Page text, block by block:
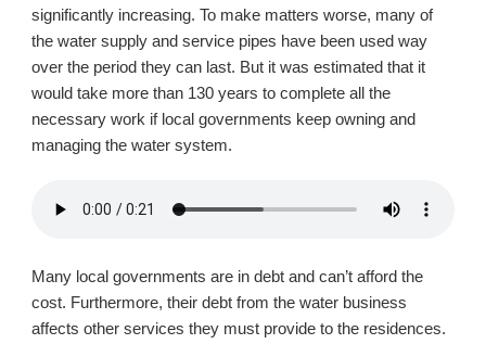
significantly increasing. To make matters worse, many of
the water supply and service pipes have been used way
over the period they can last. But it was estimated that it
would take more than 130 years to complete all the
necessary work if local governments keep owning and
managing the water system.
Many local governments are in debt and can’t afford the
cost. Furthermore, their debt from the water business
affects other services they must provide to the residences.